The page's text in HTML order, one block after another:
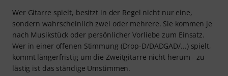
Wer Gitarre spielt, besitzt in der Regel nicht nur eine,
sondern wahrscheinlich zwei oder mehrere. Sie kommen je
nach Musikstück oder persönlicher Vorliebe zum Einsatz.
Wer in einer offenen Stimmung (Drop-D/DADGAD/...) spielt,
kommt längerfristig um die Zweitgitarre nicht herum - zu
lästig ist das ständige Umstimmen.